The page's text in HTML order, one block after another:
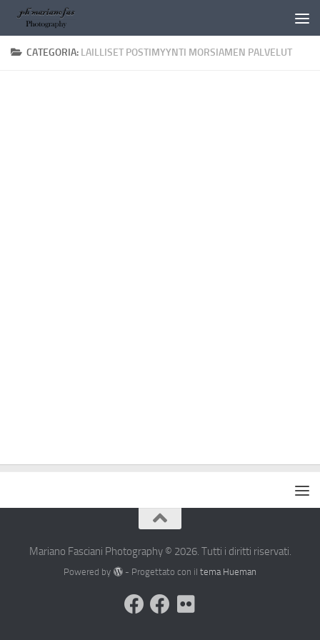
Salta al contenuto
CATEGORIA: LAILLISET POSTIMYYNTI MORSIAMEN PALVELUT
Mariano Fasciani Photography © 2026. Tutti i diritti riservati.
Powered by - Progettato con il tema Hueman